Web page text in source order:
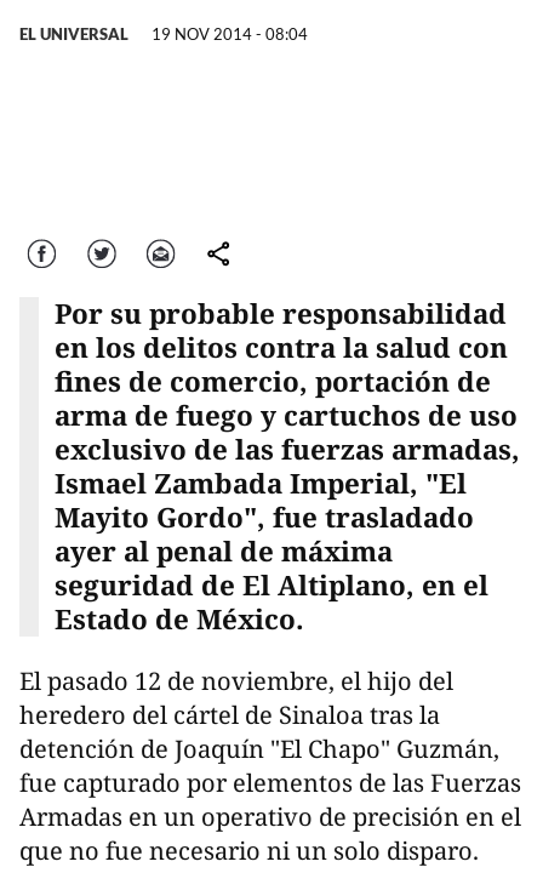
EL UNIVERSAL 19 NOV 2014 - 08:04
Facebook Twitter Correo comparte
Por su probable responsabilidad
en los delitos contra la salud con
fines de comercio, portación de
arma de fuego y cartuchos de uso
exclusivo de las fuerzas armadas,
Ismael Zambada Imperial, "El
Mayito Gordo", fue trasladado
ayer al penal de máxima
seguridad de El Altiplano, en el
Estado de México.
El pasado 12 de noviembre, el hijo del
heredero del cártel de Sinaloa tras la
detención de Joaquín "El Chapo" Guzmán,
fue capturado por elementos de las Fuerzas
Armadas en un operativo de precisión en el
que no fue necesario ni un solo disparo.